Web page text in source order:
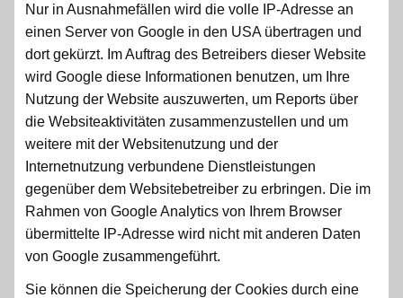
Nur in Ausnahmefällen wird die volle IP-Adresse an
einen Server von Google in den USA übertragen und
dort gekürzt. Im Auftrag des Betreibers dieser Website
wird Google diese Informationen benutzen, um Ihre
Nutzung der Website auszuwerten, um Reports über
die Websiteaktivitäten zusammenzustellen und um
weitere mit der Websitenutzung und der
Internetnutzung verbundene Dienstleistungen
gegenüber dem Websitebetreiber zu erbringen. Die im
Rahmen von Google Analytics von Ihrem Browser
übermittelte IP-Adresse wird nicht mit anderen Daten
von Google zusammengeführt.
Sie können die Speicherung der Cookies durch eine